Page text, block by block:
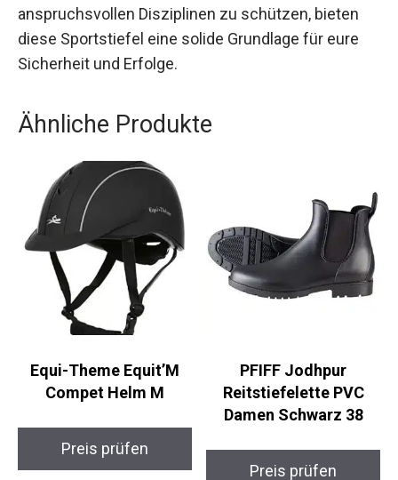
Wenn du auf der Suche nach einer zuverlässigen
Lösung bist, um die Beine deines Pferdes in
anspruchsvollen Disziplinen zu schützen, bieten
Sicherheit und Erfolge.
Ähnliche Produkte
Equi-Theme Equit’M
Compet Helm M
PFIFF Jodhpur
Reitstiefelette PVC
Damen Schwarz 38